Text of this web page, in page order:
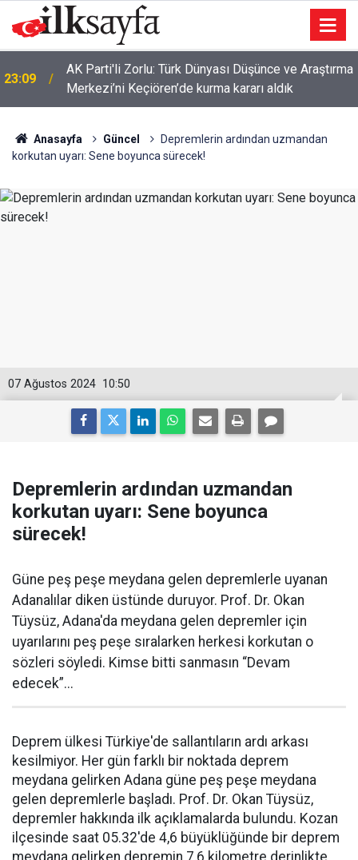
23:09
AK Parti'li Zorlu: Türk Dünyası Düşünce ve Araştırma
Merkezi’ni Keçiören’de kurma kararı aldık
Anasayfa Güncel
Depremlerin ardından uzmandan
korkutan uyarı: Sene boyunca sürecek!
10:50
07 Ağustos 2024
Depremlerin ardından uzmandan
korkutan uyarı: Sene boyunca
sürecek!
Güne peş peşe meydana gelen depremlerle uyanan
Adanalılar diken üstünde duruyor. Prof. Dr. Okan
Tüysüz, Adana'da meydana gelen depremler için
uyarılarını peş peşe sıralarken herkesi korkutan o
sözleri söyledi. Kimse bitti sanmasın “Devam
edecek”...
Deprem ülkesi Türkiye'de sallantıların ardı arkası
kesilmiyor. Her gün farklı bir noktada deprem
meydana gelirken Adana güne peş peşe meydana
gelen depremlerle başladı. Prof. Dr. Okan Tüysüz,
depremler hakkında ilk açıklamalarda bulundu. Kozan
ilçesinde saat 05.32'de 4,6 büyüklüğünde bir deprem
meydana gelirken depremin 7,6 kilometre derinlikte